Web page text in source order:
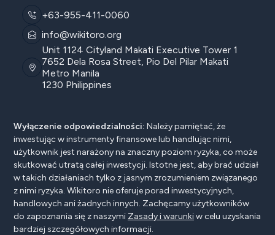
+63-955-411-0060
info@wikitoro.org
Unit 1124 Cityland Makati Executive Tower 1
7652 Dela Rosa Street, Pio Del Pilar Makati
Metro Manila
1230 Philippines
Wyłączenie odpowiedzialności: Należy pamiętać, że
inwestując w instrumenty finansowe lub handlując nimi,
użytkownik jest narażony na znaczny poziom ryzyka, co może
skutkować utratą całej inwestycji. Istotne jest, aby brać udział
w takich działaniach tylko z jasnym zrozumieniem związanego
z nimi ryzyka. Wikitoro nie oferuje porad inwestycyjnych,
handlowych ani żadnych innych. Zachęcamy użytkowników
do zapoznania się z naszymi Zasady i warunkiw celu uzyskania
bardziej szczegółowych informacji.